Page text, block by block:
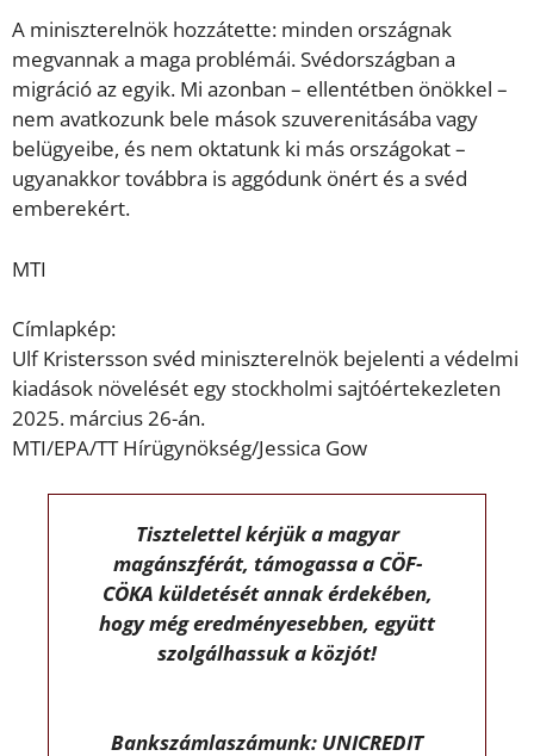
A miniszterelnök hozzátette: minden országnak
megvannak a maga problémái. Svédországban a
migráció az egyik. Mi azonban – ellentétben önökkel –
nem avatkozunk bele mások szuverenitásába vagy
belügyeibe, és nem oktatunk ki más országokat –
ugyanakkor továbbra is aggódunk önért és a svéd
emberekért.
MTI
Címlapkép:
Ulf Kristersson svéd miniszterelnök bejelenti a védelmi
kiadások növelését egy stockholmi sajtóértekezleten
2025. március 26-án.
MTI/EPA/TT Hírügynökség/Jessica Gow
Tisztelettel kérjük a magyar
magánszférát, támogassa a CÖF-
CÖKA küldetését annak érdekében,
hogy még eredményesebben, együtt
szolgálhassuk a közjót!
Bankszámlaszámunk: UNICREDIT